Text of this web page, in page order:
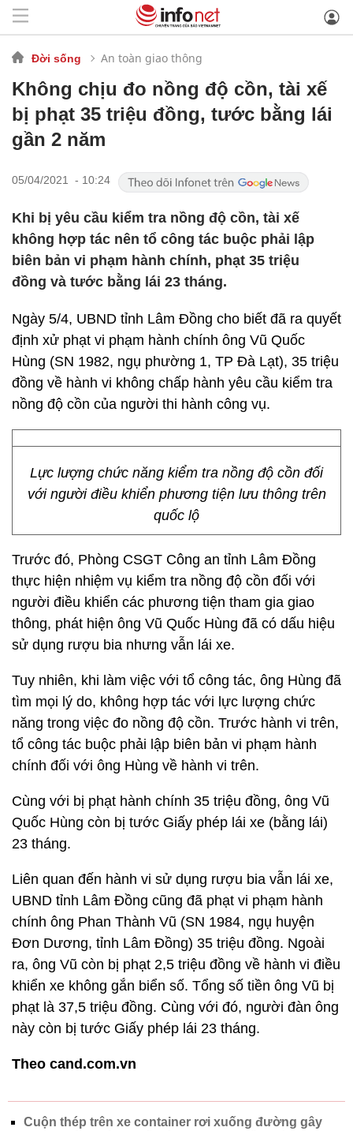
Đời sống An toàn giao thông
Không chịu đo nồng độ cồn, tài xế
bị phạt 35 triệu đồng, tước bằng lái
gần 2 năm
05/04/2021 - 10:24
Khi bị yêu cầu kiểm tra nồng độ cồn, tài xế
không hợp tác nên tổ công tác buộc phải lập
biên bản vi phạm hành chính, phạt 35 triệu
đồng và tước bằng lái 23 tháng.
Ngày 5/4, UBND tỉnh Lâm Đồng cho biết đã ra quyết
định xử phạt vi phạm hành chính ông Vũ Quốc
Hùng (SN 1982, ngụ phường 1, TP Đà Lạt), 35 triệu
đồng về hành vi không chấp hành yêu cầu kiểm tra
nồng độ cồn của người thi hành công vụ.
Lực lượng chức năng kiểm tra nồng độ cồn đối
với người điều khiển phương tiện lưu thông trên
quốc lộ
Trước đó, Phòng CSGT Công an tỉnh Lâm Đồng
thực hiện nhiệm vụ kiểm tra nồng độ cồn đối với
người điều khiển các phương tiện tham gia giao
thông, phát hiện ông Vũ Quốc Hùng đã có dấu hiệu
sử dụng rượu bia nhưng vẫn lái xe.
Tuy nhiên, khi làm việc với tổ công tác, ông Hùng đã
tìm mọi lý do, không hợp tác với lực lượng chức
năng trong việc đo nồng độ cồn. Trước hành vi trên,
tổ công tác buộc phải lập biên bản vi phạm hành
chính đối với ông Hùng về hành vi trên.
Cùng với bị phạt hành chính 35 triệu đồng, ông Vũ
Quốc Hùng còn bị tước Giấy phép lái xe (bằng lái)
23 tháng.
Liên quan đến hành vi sử dụng rượu bia vẫn lái xe,
UBND tỉnh Lâm Đồng cũng đã phạt vi phạm hành
chính ông Phan Thành Vũ (SN 1984, ngụ huyện
Đơn Dương, tỉnh Lâm Đồng) 35 triệu đồng. Ngoài
ra, ông Vũ còn bị phạt 2,5 triệu đồng về hành vi điều
khiển xe không gắn biển số. Tổng số tiền ông Vũ bị
phạt là 37,5 triệu đồng. Cùng với đó, người đàn ông
này còn bị tước Giấy phép lái 23 tháng.
Theo cand.com.vn
Cuộn thép trên xe container rơi xuống đường gây